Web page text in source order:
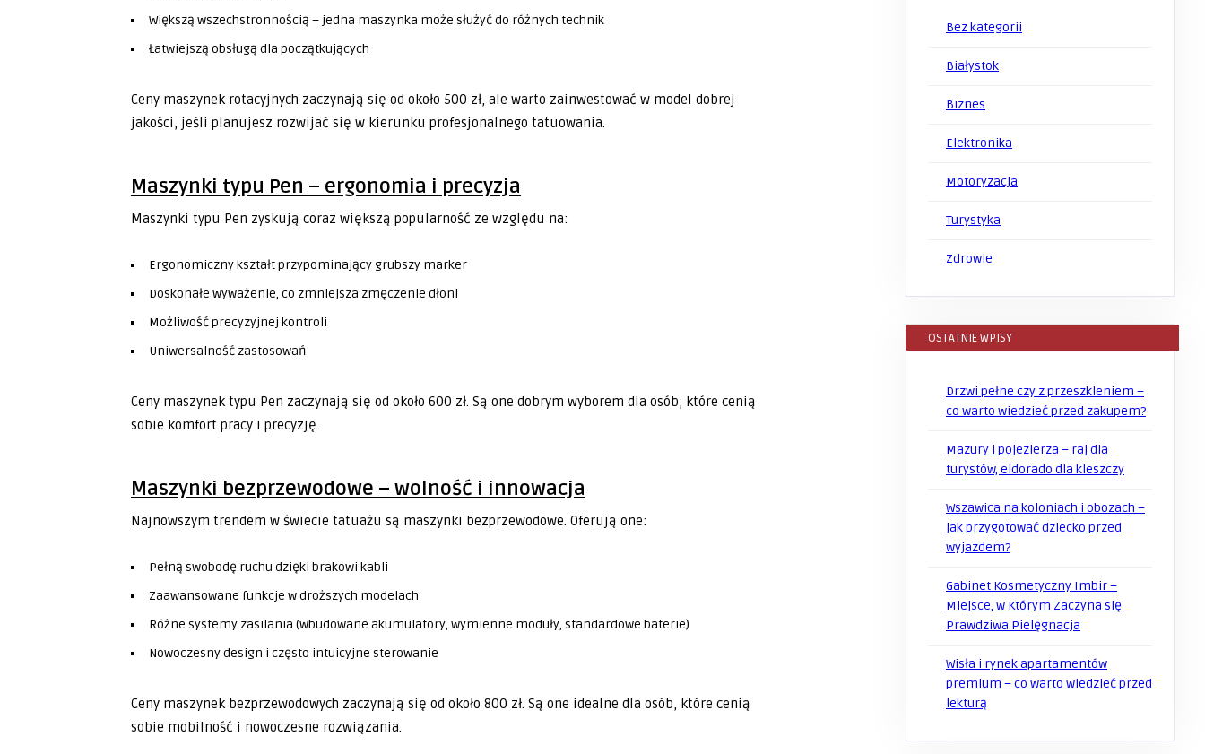
Większą wszechstronnością – jedna maszynka może służyć do różnych technik
Łatwiejszą obsługą dla początkujących
Ceny maszynek rotacyjnych zaczynają się od około 500 zł, ale warto zainwestować w model dobrej
jakości, jeśli planujesz rozwijać się w kierunku profesjonalnego tatuowania.
Maszynki typu Pen – ergonomia i precyzja
Maszynki typu Pen zyskują coraz większą popularność ze względu na:
Ergonomiczny kształt przypominający grubszy marker
Doskonałe wyważenie, co zmniejsza zmęczenie dłoni
Możliwość precyzyjnej kontroli
Uniwersalność zastosowań
Ceny maszynek typu Pen zaczynają się od około 600 zł. Są one dobrym wyborem dla osób, które cenią
sobie komfort pracy i precyzję.
Maszynki bezprzewodowe – wolność i innowacja
Najnowszym trendem w świecie tatuażu są maszynki bezprzewodowe. Oferują one:
Pełną swobodę ruchu dzięki brakowi kabli
Zaawansowane funkcje w droższych modelach
Różne systemy zasilania (wbudowane akumulatory, wymienne moduły, standardowe baterie)
Nowoczesny design i często intuicyjne sterowanie
Ceny maszynek bezprzewodowych zaczynają się od około 800 zł. Są one idealne dla osób, które cenią
sobie mobilność i nowoczesne rozwiązania.
Bez kategorii
Białystok
Biznes
Elektronika
Motoryzacja
Turystyka
Zdrowie
OSTATNIE WPISY
Drzwi pełne czy z przeszkleniem –
co warto wiedzieć przed zakupem?
Mazury i pojezierza – raj dla
turystów, eldorado dla kleszczy
Wszawica na koloniach i obozach –
jak przygotować dziecko przed
wyjazdem?
Gabinet Kosmetyczny Imbir –
Miejsce, w Którym Zaczyna się
Prawdziwa Pielęgnacja
Wisła i rynek apartamentów
premium – co warto wiedzieć przed
lekturą